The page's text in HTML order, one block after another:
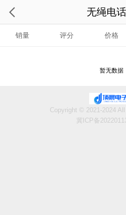
销量 评分 价格
暂无数据
无绳电
Copyright © 2021-2024
冀ICP备